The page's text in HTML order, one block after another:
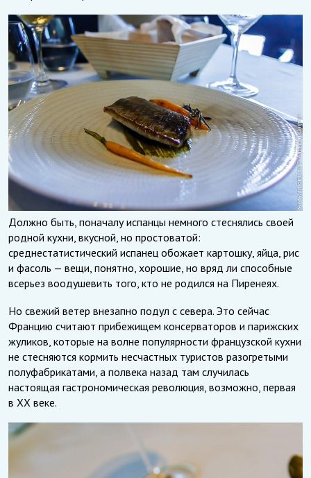
Должно быть, поначалу испанцы немного стеснялись своей
родной кухни, вкусной, но простоватой:
среднестатистический испанец обожает картошку, яйца, рис
и фасоль — вещи, понятно, хорошие, но вряд ли способные
всерьез воодушевить того, кто не родился на Пиренеях.
Но свежий ветер внезапно подул с севера. Это сейчас
Францию считают прибежищем консерваторов и парижских
жуликов, которые на волне популярности французской кухни
не стесняются кормить несчастных туристов разогретыми
полуфабрикатами, а полвека назад там случилась
настоящая гастрономическая революция, возможно, первая
в XX веке.